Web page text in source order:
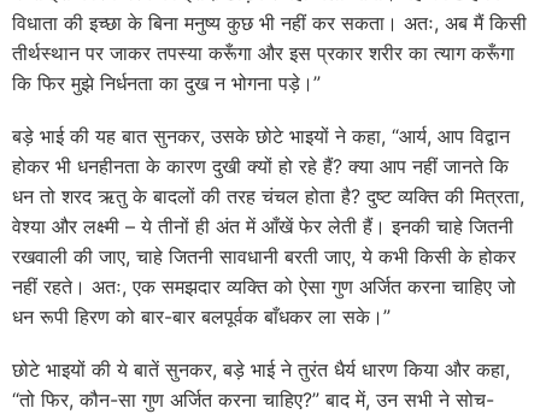
विधाता की इच्छा के बिना मनुष्य कुछ भी नहीं कर सकता। अतः, अब मैं किसी
तीर्थस्थान पर जाकर तपस्या करूँगा और इस प्रकार शरीर का त्याग करूँगा
कि फिर मुझे निर्धनता का दुख न भोगना पड़े।”
बड़े भाई की यह बात सुनकर, उसके छोटे भाइयों ने कहा, “आर्य, आप विद्वान
होकर भी धनहीनता के कारण दुखी क्यों हो रहे हैं? क्या आप नहीं जानते कि
धन तो शरद ऋतु के बादलों की तरह चंचल होता है? दुष्ट व्यक्ति की मित्रता,
वेश्या और लक्ष्मी – ये तीनों ही अंत में आँखें फेर लेती हैं। इनकी चाहे जितनी
रखवाली की जाए, चाहे जितनी सावधानी बरती जाए, ये कभी किसी के होकर
नहीं रहते। अतः, एक समझदार व्यक्ति को ऐसा गुण अर्जित करना चाहिए जो
धन रूपी हिरण को बार-बार बलपूर्वक बाँधकर ला सके।”
छोटे भाइयों की ये बातें सुनकर, बड़े भाई ने तुरंत धैर्य धारण किया और कहा,
“तो फिर, कौन-सा गुण अर्जित करना चाहिए?” बाद में, उन सभी ने सोच-